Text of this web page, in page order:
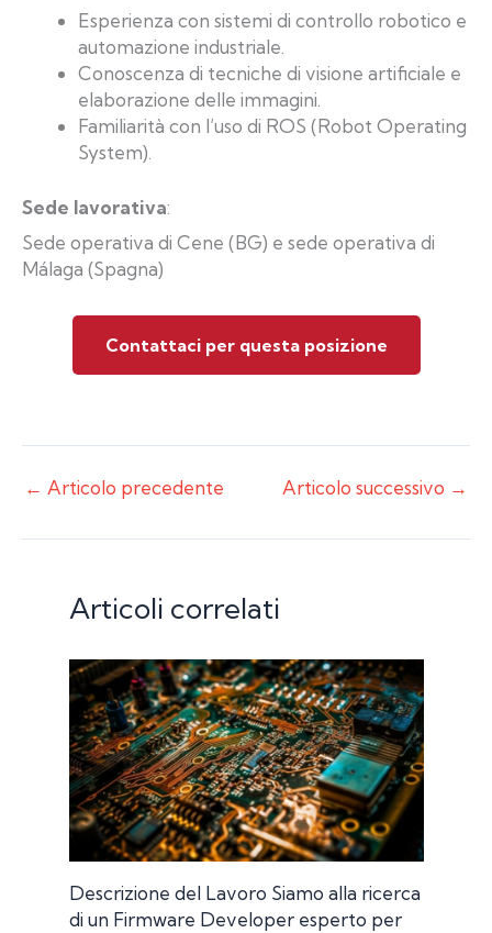
Esperienza con sistemi di controllo robotico e
automazione industriale.
Conoscenza di tecniche di visione artificiale e
elaborazione delle immagini.
Familiarità con l’uso di ROS (Robot Operating
System).
Sede lavorativa:
Sede operativa di Cene (BG) e sede operativa di
Málaga (Spagna)
Contattaci per questa posizione
← Articolo precedente Articolo successivo →
Articoli correlati
Descrizione del Lavoro Siamo alla ricerca
di un Firmware Developer esperto per